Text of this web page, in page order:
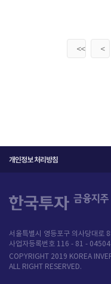
<< <
개인정보 처리방침
서울특별시 영등포구 의사당대로
사업자등록번호 116 - 81 - 04504
COPYRIGHT 2019 KOREA
ALL RIGHT RESERVED.